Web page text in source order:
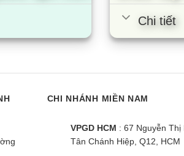
A100R1C24 | 100000BTU 2
Chi tiết
CHI NHÁNH MIỀN NAM
VPGD HCM : 67 Nguyễn Thị
Tân Chánh Hiệp, Q12, HCM